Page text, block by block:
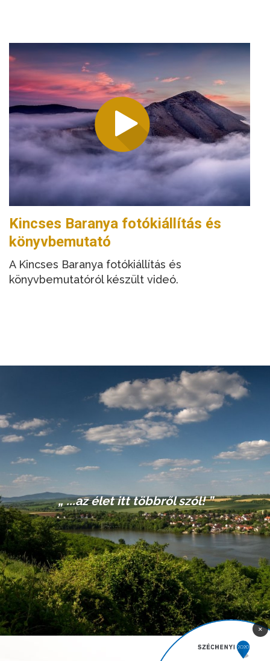
Kincses Baranya fotókiállítás és
könyvbemutató
A Kincses Baranya fotókiállítás és
könyvbemutatóról készült videó.
...az élet itt többről szól!
×